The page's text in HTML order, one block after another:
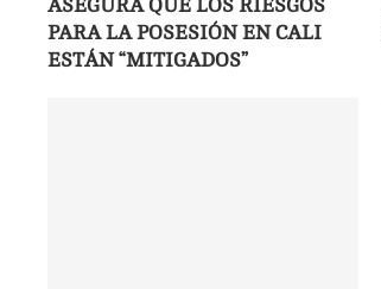
ASEGURA QUE LOS RIESGOS
PARA LA POSESIÓN EN CALI
ESTÁN “MITIGADOS”